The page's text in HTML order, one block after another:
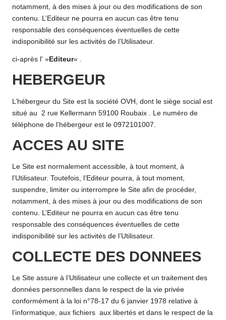
notamment, à des mises à jour ou des modifications de son
contenu. L’Editeur ne pourra en aucun cas être tenu
responsable des conséquences éventuelles de cette
indisponibilité sur les activités de l’Utilisateur.
ci-après l' » Editeur« .
HEBERGEUR
L’hébergeur du Site est la société OVH, dont le siège social est
situé au 2 rue Kellermann 59100 Roubaix . Le numéro de
téléphone de l’hébergeur est le 0972101007.
ACCES AU SITE
Le Site est normalement accessible, à tout moment, à
l’Utilisateur. Toutefois, l’Editeur pourra, à tout moment,
suspendre, limiter ou interrompre le Site afin de procéder,
notamment, à des mises à jour ou des modifications de son
contenu. L’Editeur ne pourra en aucun cas être tenu
responsable des conséquences éventuelles de cette
indisponibilité sur les activités de l’Utilisateur.
COLLECTE DES DONNEES
Le Site assure à l’Utilisateur une collecte et un traitement des
données personnelles dans le respect de la vie privée
conformément à la loi n°78-17 du 6 janvier 1978 relative à
l’informatique, aux fichiers aux libertés et dans le respect de la